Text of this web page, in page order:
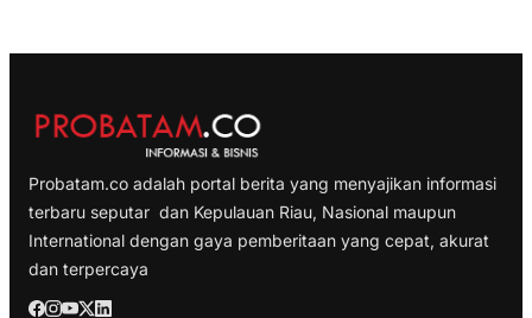
Probatam.co adalah portal berita yang menyajikan informasi
terbaru seputar dan Kepulauan Riau, Nasional maupun
International dengan gaya pemberitaan yang cepat, akurat
dan terpercaya